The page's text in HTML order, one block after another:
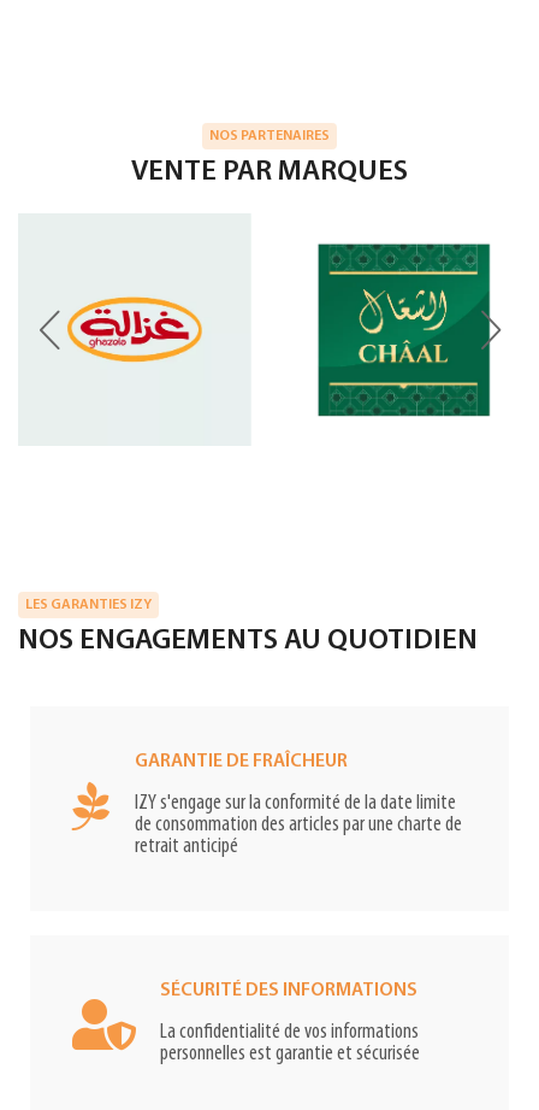
NOS PARTENAIRES
VENTE PAR MARQUES
LES GARANTIES IZY
NOS ENGAGEMENTS AU QUOTIDIEN
GARANTIE DE FRAÎCHEUR
IZY s'engage sur la conformité de la date limite
de consommation des articles par une charte de
retrait anticipé
SÉCURITÉ DES INFORMATIONS
La confidentialité de vos informations
personnelles est garantie et sécurisée